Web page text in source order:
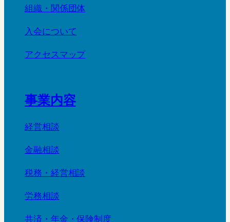
組織・関係団体
入会について
アクセスマップ
事業内容
経営相談
金融相談
税務・経営相談
労務相談
共済・年金・保険制度